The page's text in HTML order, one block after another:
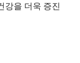
강을 더욱 증진